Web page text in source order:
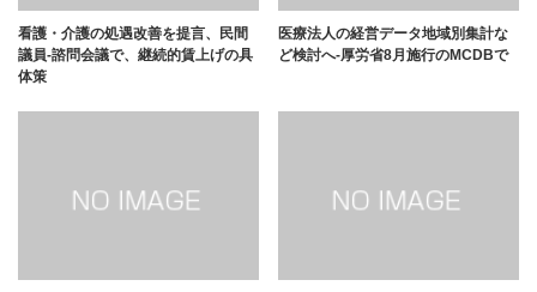
看護・介護の処遇改善を提言、民間
議員-諮問会議で、継続的賃上げの具
体策
医療法人の経営データ地域別集計な
ど検討へ-厚労省8月施行のMCDBで